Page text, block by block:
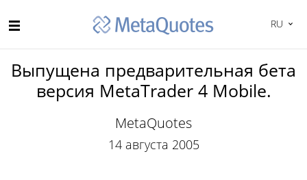
RU
Выпущена предварительная бета
версия MetaTrader 4 Mobile.
MetaQuotes
14 августа 2005